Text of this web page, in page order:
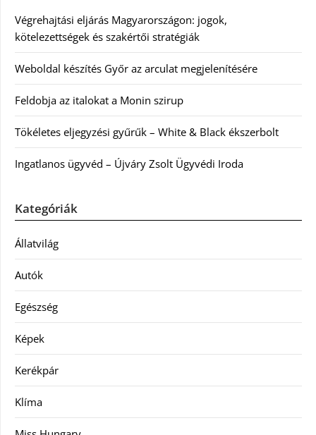
Végrehajtási eljárás Magyarországon: jogok,
kötelezettségek és szakértői stratégiák
Weboldal készítés Győr az arculat megjelenítésére
Feldobja az italokat a Monin szirup
Tökéletes eljegyzési gyűrűk – White & Black ékszerbolt
Ingatlanos ügyvéd – Újváry Zsolt Ügyvédi Iroda
Kategóriák
Állatvilág
Autók
Egészség
Képek
Kerékpár
Klíma